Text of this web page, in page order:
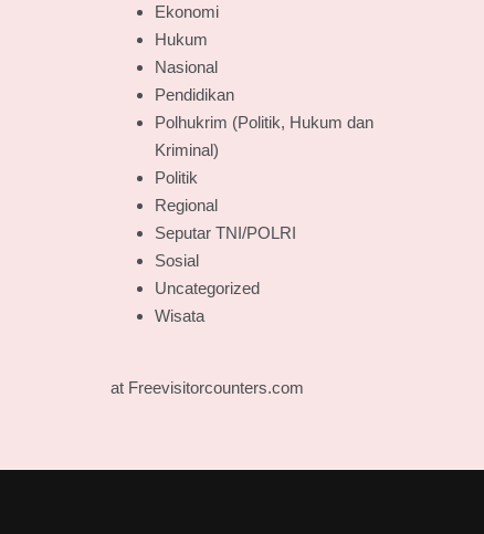
Ekonomi
Hukum
Nasional
Pendidikan
Polhukrim (Politik, Hukum dan
Kriminal)
Politik
Regional
Seputar TNI/POLRI
Sosial
Uncategorized
Wisata
at Freevisitorcounters.com